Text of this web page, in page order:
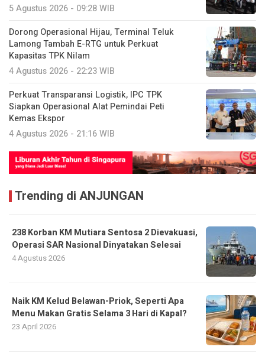
5 Agustus 2026 - 09:28 WIB
Dorong Operasional Hijau, Terminal Teluk
Lamong Tambah E-RTG untuk Perkuat
Kapasitas TPK Nilam
4 Agustus 2026 - 22:23 WIB
Perkuat Transparansi Logistik, IPC TPK
Siapkan Operasional Alat Pemindai Peti
Kemas Ekspor
4 Agustus 2026 - 21:16 WIB
Trending di ANJUNGAN
238 Korban KM Mutiara Sentosa 2 Dievakuasi,
Operasi SAR Nasional Dinyatakan Selesai
4 Agustus 2026
Naik KM Kelud Belawan-Priok, Seperti Apa
Menu Makan Gratis Selama 3 Hari di Kapal?
23 April 2026